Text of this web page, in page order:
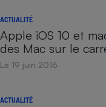
ACTUALITÉ
Apple iOS 10 et
des Mac sur le
Le 19 juin 2016
ACTUALITÉ